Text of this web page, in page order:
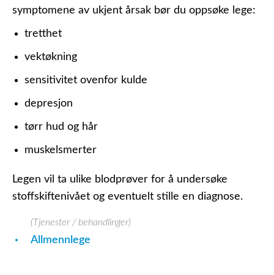
symptomene av ukjent årsak bør du oppsøke lege:
tretthet
vektøkning
sensitivitet ovenfor kulde
depresjon
tørr hud og hår
muskelsmerter
Legen vil ta ulike blodprøver for å undersøke
stoffskiftenivået og eventuelt stille en diagnose.
(Tjenester / behandlinger)
Allmennlege